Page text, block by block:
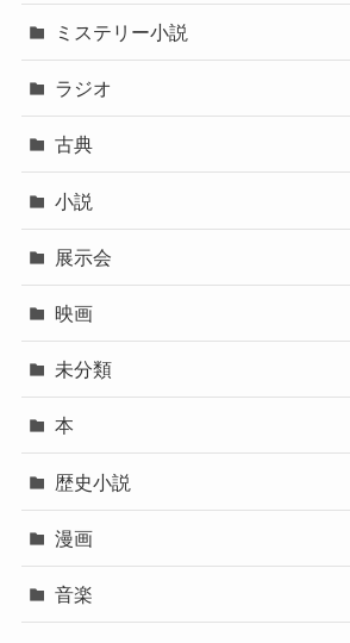
ミステリー小説
ラジオ
古典
小説
展示会
映画
未分類
本
歴史小説
漫画
音楽